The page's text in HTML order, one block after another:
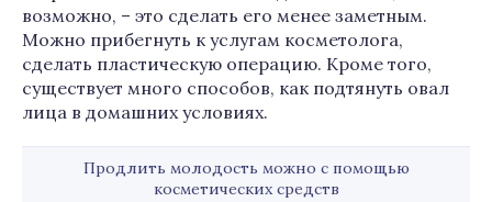
возможно, – это сделать его менее заметным.
Можно прибегнуть к услугам косметолога,
сделать пластическую операцию. Кроме того,
существует много способов, как подтянуть овал
лица в домашних условиях.
Продлить молодость можно с помощью
косметических средств